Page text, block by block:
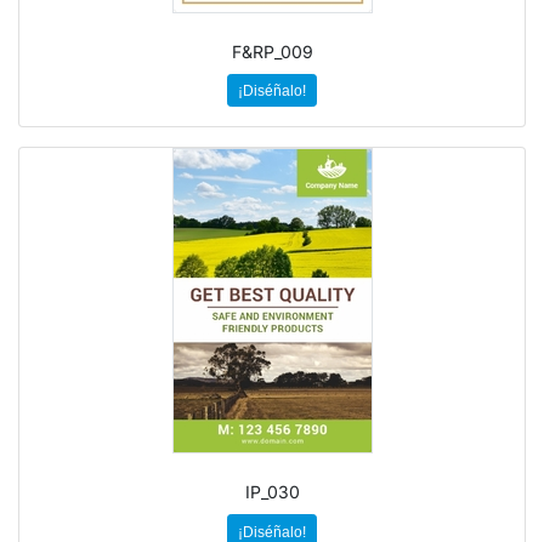
F&RP_009
¡Diséñalo!
IP_030
¡Diséñalo!